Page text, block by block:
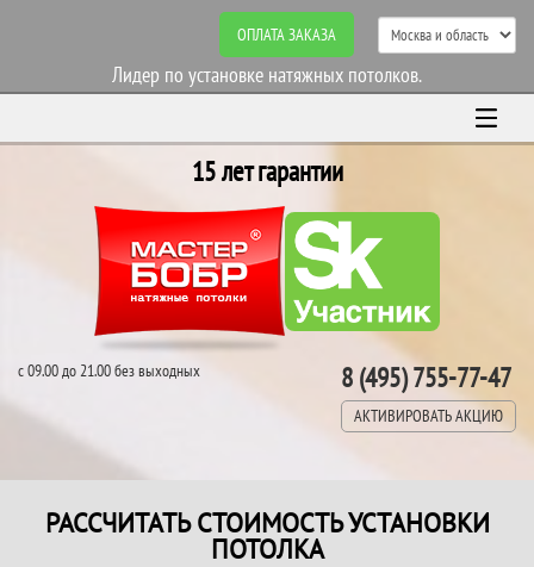
ОПЛАТА ЗАКАЗА
Лидер по установке натяжных потолков.
15 лет гарантии
с 09.00 до 21.00 без выходных 8 (495) 755-77-47
АКТИВИРОВАТЬ АКЦИЮ
РАССЧИТАТЬ СТОИМОСТЬ УСТАНОВКИ
ПОТОЛКА